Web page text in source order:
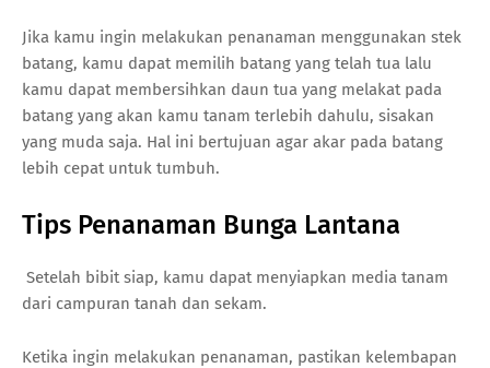
Jika kamu ingin melakukan penanaman menggunakan stek
batang, kamu dapat memilih batang yang telah tua lalu
kamu dapat membersihkan daun tua yang melakat pada
batang yang akan kamu tanam terlebih dahulu, sisakan
yang muda saja. Hal ini bertujuan agar akar pada batang
lebih cepat untuk tumbuh.
Tips Penanaman Bunga Lantana
Setelah bibit siap, kamu dapat menyiapkan media tanam
dari campuran tanah dan sekam.
Ketika ingin melakukan penanaman, pastikan kelembapan